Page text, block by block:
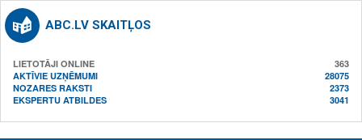
ABC.LV SKAITĻOS
LIETOTĀJI ONLINE
363
AKTĪVIE UZŅĒMUMI
28075
NOZARES RAKSTI
2373
EKSPERTU ATBILDES
3041